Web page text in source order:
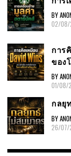
BY
02/08/
การ
ของ
BY
01/08/
กลยุ
BY
26/07/